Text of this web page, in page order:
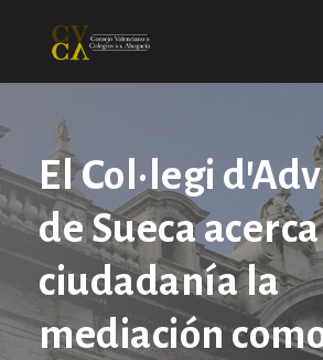
El Col·legi
de Sueca
ciudadanía la
mediación